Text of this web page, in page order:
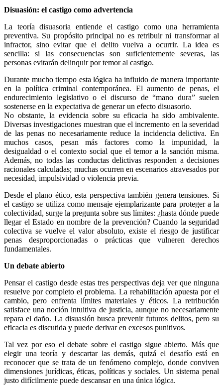
Threads
Disuasión: el castigo como advertencia
La teoría disuasoria entiende el castigo como una herramienta
preventiva. Su propósito principal no es retribuir ni transformar al
infractor, sino evitar que el delito vuelva a ocurrir. La idea es
sencilla: si las consecuencias son suficientemente severas, las
personas evitarán delinquir por temor al castigo.
Durante mucho tiempo esta lógica ha influido de manera importante
en la política criminal contemporánea. El aumento de penas, el
endurecimiento legislativo o el discurso de “mano dura” suelen
sostenerse en la expectativa de generar un efecto disuasorio.
No obstante, la evidencia sobre su eficacia ha sido ambivalente.
Diversas investigaciones muestran que el incremento en la severidad
de las penas no necesariamente reduce la incidencia delictiva. En
muchos casos, pesan más factores como la impunidad, la
desigualdad o el contexto social que el temor a la sanción misma.
Además, no todas las conductas delictivas responden a decisiones
racionales calculadas; muchas ocurren en escenarios atravesados por
necesidad, impulsividad o violencia previa.
Desde el plano ético, esta perspectiva también genera tensiones. Si
el castigo se utiliza como mensaje ejemplarizante para proteger a la
colectividad, surge la pregunta sobre sus límites: ¿hasta dónde puede
llegar el Estado en nombre de la prevención? Cuando la seguridad
colectiva se vuelve el valor absoluto, existe el riesgo de justificar
penas desproporcionadas o prácticas que vulneren derechos
fundamentales.
Un debate abierto
Pensar el castigo desde estas tres perspectivas deja ver que ninguna
resuelve por completo el problema. La rehabilitación apuesta por el
cambio, pero enfrenta límites materiales y éticos. La retribución
satisface una noción intuitiva de justicia, aunque no necesariamente
repara el daño. La disuasión busca prevenir futuros delitos, pero su
eficacia es discutida y puede derivar en excesos punitivos.
Tal vez por eso el debate sobre el castigo sigue abierto. Más que
elegir una teoría y descartar las demás, quizá el desafío está en
reconocer que se trata de un fenómeno complejo, donde conviven
dimensiones jurídicas, éticas, políticas y sociales. Un sistema penal
justo difícilmente puede descansar en una única lógica.